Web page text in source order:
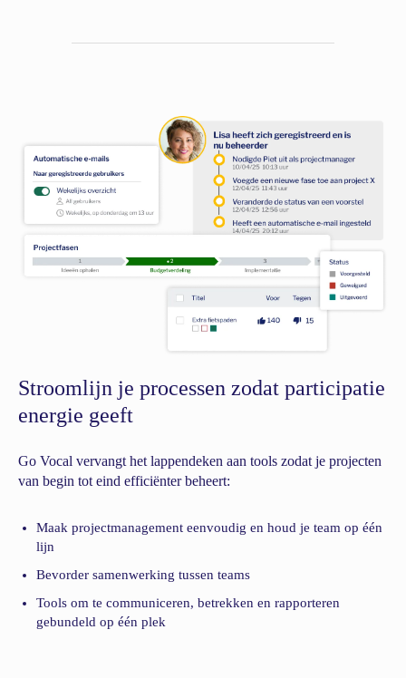
Stroomlijn je processen zodat participatie
energie geeft
Go Vocal vervangt het lappendeken aan tools zodat je projecten
van begin tot eind efficiënter beheert:
Maak projectmanagement eenvoudig en houd je team op één
lijn
Bevorder samenwerking tussen teams
Tools om te communiceren, betrekken en rapporteren
gebundeld op één plek